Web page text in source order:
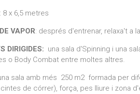
x 6,5 metres
VAPOR: després d'entrenar, relaxa't a
DIRIGIDES: una sala d'Spinning i una
o Body Combat entre moltes altres.
sala amb més 250 m2 formada per
de córrer), força, pes lliure i zona